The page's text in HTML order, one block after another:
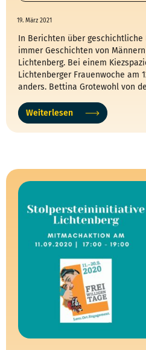
19. März 2021
In Berichten über
immer Geschichten von
Lichtenberg. Bei einem
Lichtenberger Frauenwoche am
anders. Bettina Grotewohl von
Koordinatorin der
Rundgang inhaltlich
Geschichten von Frauen in den
Weiterlesen